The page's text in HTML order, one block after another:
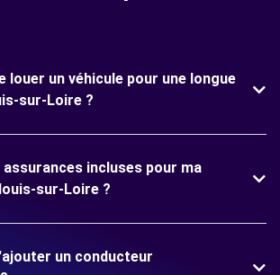
louer un véhicule pour une longue
sur-Loire ?
incluses pour ma
sur-Loire ?
un conducteur